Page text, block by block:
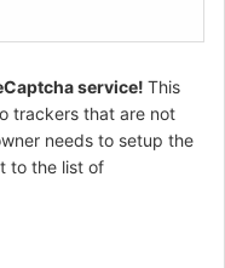
service! This
trackers that are not
needs to setup the
to the list of